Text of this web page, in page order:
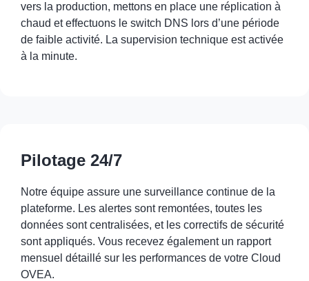
vers la production, mettons en place une réplication à
chaud et effectuons le switch DNS lors d’une période
de faible activité. La supervision technique est activée
à la minute.
Pilotage 24/7
Notre équipe assure une surveillance continue de la
plateforme. Les alertes sont remontées, toutes les
données sont centralisées, et les correctifs de sécurité
sont appliqués. Vous recevez également un rapport
mensuel détaillé sur les performances de votre Cloud
OVEA.